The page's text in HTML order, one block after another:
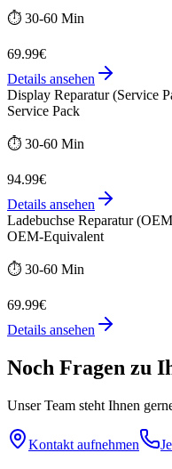
⏱️ 30-60 Min
69.99€
Details ansehen
Display Reparatur (Service
Service Pack
⏱️ 30-60 Min
94.99€
Details ansehen
Ladebuchse Reparatur
OEM-Equivalent
⏱️ 30-60 Min
69.99€
Details ansehen
Noch Fragen zu
Unser Team steht Ihnen
Kontakt aufnehmen